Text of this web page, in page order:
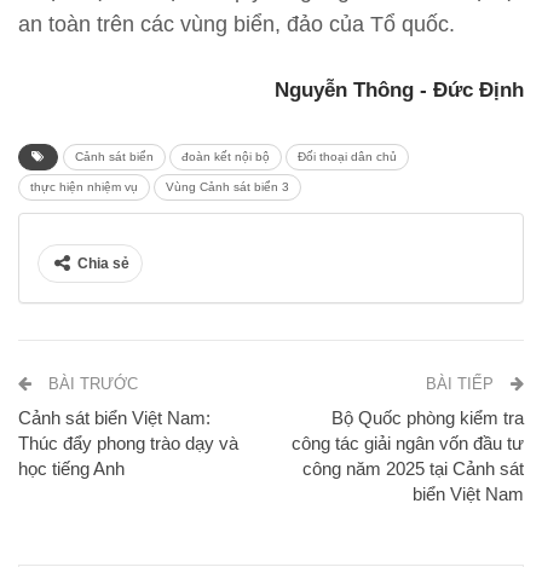
an toàn trên các vùng biển, đảo của Tổ quốc.
Nguyễn Thông - Đức Định
Cảnh sát biển đoàn kết nội bộ Đối thoại dân chủ
thực hiện nhiệm vụ Vùng Cảnh sát biển 3
Chia sẻ
BÀI TRƯỚC
Cảnh sát biển Việt Nam:
Thúc đẩy phong trào dạy và
học tiếng Anh
BÀI TIẾP
Bộ Quốc phòng kiểm tra
công tác giải ngân vốn đầu tư
công năm 2025 tại Cảnh sát
biển Việt Nam